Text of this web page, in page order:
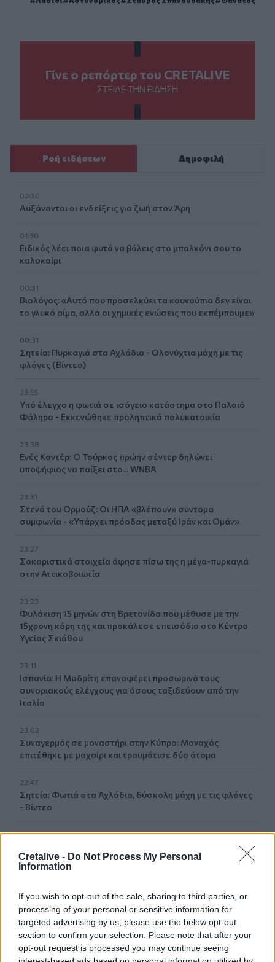
Cretalive - Do Not Process My Personal
Information
If you wish to opt-out of the sale, sharing to third parties, or
processing of your personal or sensitive information for
targeted advertising by us, please use the below opt-out
section to confirm your selection. Please note that after your
opt-out request is processed you may continue seeing
Γίνε ο ρεπόρτερ του CRETALIVE
ΣΤΕΊΛΕ ΤΗΝ ΕΊΔΗΣΗ
Ροή ειδήσεων Δημοφιλή
02:30
Αυξάνονται οι ενδείξεις για ζωή στον Άρη
01:30
Ειδικός λέει ποια φυτά να βάλεις στο μπαλκόνι σου το
καλοκαίρι
00:31
Βιολόγος: «Αυτό που προσελκύει τα κουνούπια δεν είναι
το γλυκό αίμα, αλλά οι χημικές ενώσεις που εκπέμπουμε»
00:31
Σητεία: Πυρκαγιά στα Αχλάδια - Ολονύχτια μάχη με τις
φλόγες (Βίντεο)
23:55
Υπό έλεγχο η φωτιά σε ισόγειο κατάστημα στο Παλαιό
Φάληρο - Εκκενώθηκε προληπτικά πολυκατοικία
23:38
Ενές Καντέρ: Ο Τούρκος πρώην σέντερ δηλώνει
υποψήφιος να παίξει στο... WNBA
23:31
Στενά του Ορμούζ: Οι ΗΠΑ «βλέπουν» σύντομα
συμφωνία - «Υπάρχει πρόοδος μεταξύ Ιράν και Ομάν»
23:27
Σοκαριστικά στοιχεία άφησε πίσω της η μέγα-πυρκαγιά
στην Αττικοβοιωτία
23:23
Φυλάκιση 15 μηνών στη Βρετανίδα που μέθυσε με την
15χρονη κόρη της και προκάλεσε επεισόδιο στο Κέντρο
Υγείας Σκιάθου
23:11
Ισπανία: Η Μαδρίτη επαναφέρει προσωρινά τους
συνοριακούς ελέγχους για όσους ταξιδεύουν από την
Ιταλία
23:02
Συναγερμός σε μοναστήρι στην Κύπρο: Μοναχός
επιτέθηκε με μαχαίρι και τραυμάτισε δύο άτομα
22:47
Σητεία: Φωτιά στα Αχλάδια, δύσκολη μάχη με τις φλόγες
- Βίντεο
22:39
Βρετανία: Κατά συρροή δολοφόνος καταδικάστηκε για
δύο δολοφονίες γυναικών - Η συγγνώμη από την
αστυνομία
22:32
Πανεπιστήμιο Κρήτης: 3,35 εκατ. ευρώ από το Υπουργείο
Παιδείας, για το στεγαστικό επίδομα των φοιτητών
22:22